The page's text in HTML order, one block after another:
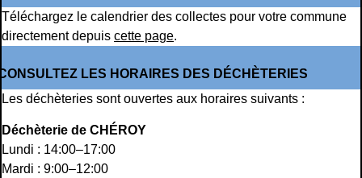
Téléchargez le calendrier des collectes pour votre commune
directement depuis cette page.
LES HORAIRES DES DÉCHÈTERIES
Les déchèteries sont ouvertes aux horaires suivants :
Déchèterie de CHÉROY
Lundi : 14:00–17:00
Mardi : 9:00–12:00